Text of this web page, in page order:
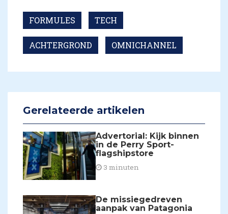
FORMULES TECH
ACHTERGROND OMNICHANNEL
Gerelateerde artikelen
Advertorial: Kijk binnen
in de Perry Sport-
flagshipstore
3 minuten
De missiegedreven
aanpak van Patagonia